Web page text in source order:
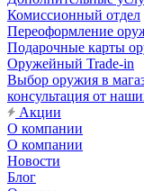
Комиссионный отдел
Переоформление
Подарочные карты
Оружейный Trade-in
Выбор оружия в
консультация от
Акции
О компании
О компании
Новости
Блог